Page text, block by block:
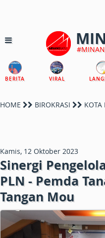
BERITA VIRAL
HOME BIROKRASI KOTA
Kamis, 12 Oktober 2023
Sinergi
PLN - Pemda
Tangan Mou